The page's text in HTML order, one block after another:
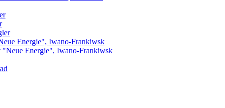
Energie", Iwano-Frankiwsk